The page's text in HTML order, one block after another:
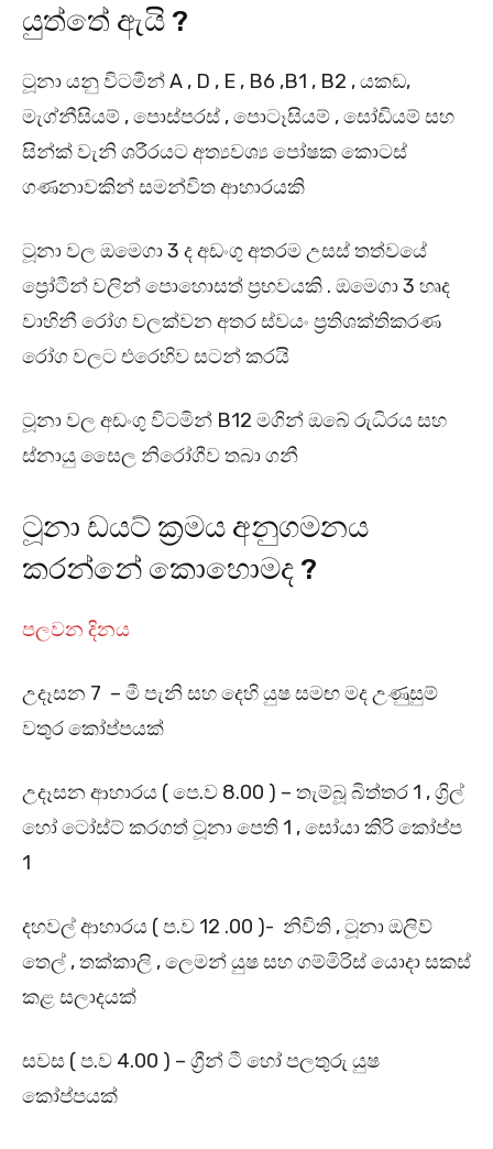
යුත්තේ ඇයි ?
ටූනා යනු විටමින් A , D , E , B6 ,B1 , B2 , යකඩ,
මැග්නීසියම් , පොස්පරස් , පොටෑසියම් , සෝඩියම් සහ
සින්ක් වැනි ශරීරයට අත්‍යවශ්‍ය පෝෂක කොටස්
ගණනාවකින් සමන්විත ආහාරයකි
ටූනා වල ඔමෙගා 3 ද අඩංගු අතරම උසස් තත්වයේ
ප්‍රෝටීන් වලින් පොහොසත් ප්‍රභවයකි . ඔමෙගා 3 හෘද
වාහිනී රෝග වලක්වන අතර ස්වයං ප්‍රතිශක්තිකරණ
රෝග වලට එරෙහිව සටන් කරයි
ටූනා වල අඩංගු විටමින් B12 මගින් ඔබේ රුධිරය සහ
ස්නායු සෛල නිරෝගීව තබා ගනී
ටූනා ඩයට් ක්‍රමය අනුගමනය
කරන්නේ කොහොමද ?
පලවන දිනය
උදෑසන 7 – මී පැනි සහ දෙහි යුෂ සමඟ මද උණුසුම්
වතුර කෝප්පයක්
උදෑසන ආහාරය ( පෙ.ව 8.00 ) – තැම්බූ බිත්තර 1 , ග්‍රිල්
හෝ ටෝස්ට් කරගත් ටූනා පෙති 1 , සෝයා කිරි කෝප්ප
1
දහවල් ආහාරය ( ප.ව 12 .00 )- නිවිති , ටූනා ඔලිව්
තෙල් , තක්කාලි , ලෙමන් යුෂ සහ ගම්මිරිස් යොදා සකස්
කළ සලාදයක්
සවස ( ප.ව 4.00 ) – ග්‍රීන් ටී හෝ පලතුරු යුෂ
කෝප්පයක්